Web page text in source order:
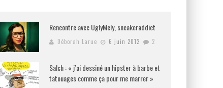
Rencontre avec UglyMely, sneakeraddict
Déborah Larue 6 juin 2012 2
Salch : « j’ai dessiné un hipster à barbe et
tatouages comme ça pour me marrer »